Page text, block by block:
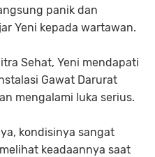
panik dan
Yeni kepada wartawan.
Sehat, Yeni mendapati
Gawat Darurat
mengalami luka serius.
kondisinya sangat
keadaannya saat